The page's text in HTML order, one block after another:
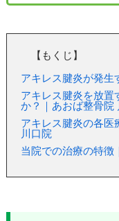
【もくじ】
アキレス腱炎が発生
アキレス腱炎を放置
か？｜あおば整骨院
アキレス腱炎の各医
川口院
当院での治療の特徴